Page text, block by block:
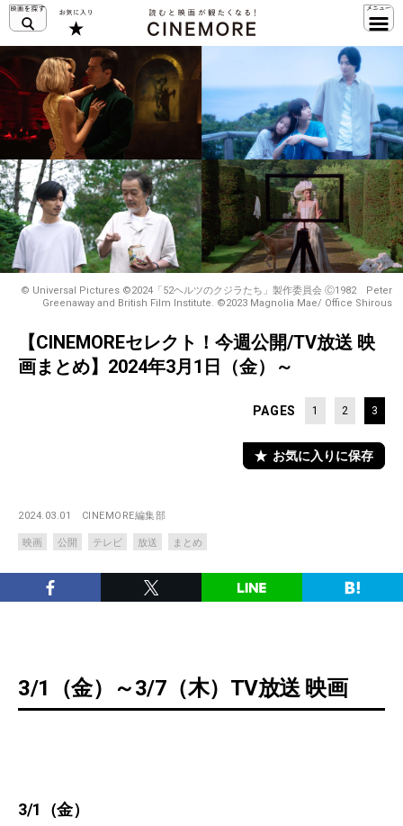
© Universal Pictures ©2024「52ヘルツのクジラたち」製作委員会 Ⓒ1982 Peter
Greenaway and British Film Institute. ©️2023 Magnolia Mae/ Office Shirous
【CINEMOREセレクト！今週公開/TV放送 映
画まとめ】2024年3月1日（金）～
PAGES 1 2 3
お気に入りに保存
2024.03.01 CINEMORE編集部
映画 公開 テレビ 放送 まとめ
3/1（金）～3/7（木）TV放送 映画
3/1（金）